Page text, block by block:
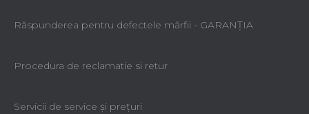
Răspunderea pentru defectele mărfii - GARANŢIA
Procedura de reclamatie si retur
Servicii de service şi preţuri